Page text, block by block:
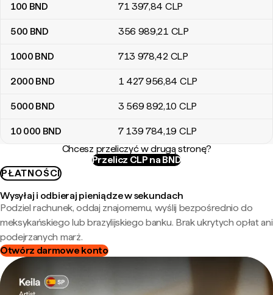
100 BND 71 397,84 CLP
500 BND 356 989,21 CLP
1000 BND 713 978,42 CLP
2000 BND 1 427 956,84 CLP
5000 BND 3 569 892,10 CLP
10 000 BND 7 139 784,19 CLP
Chcesz przeliczyć w drugą stronę?
Przelicz CLP na BND
PŁATNOŚCI
Wysyłaj i odbieraj pieniądze w sekundach
Podziel rachunek, oddaj znajomemu, wyślij bezpośrednio do
meksykańskiego lub brazylijskiego banku. Brak ukrytych opłat ani
podejrzanych marż.
Otwórz darmowe konto